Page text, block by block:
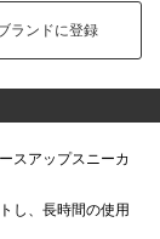
ランドに登録
スアップスニーカ
し、長時間の使用